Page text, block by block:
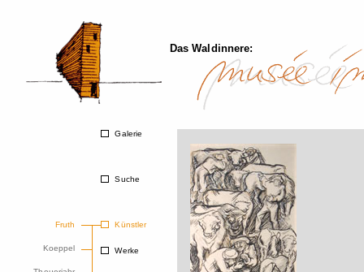
Das Waldinnere:
Galerie
Suche
Fruth Künstler
Koeppel Werke